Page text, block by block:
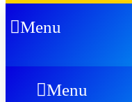
Menu
Menu